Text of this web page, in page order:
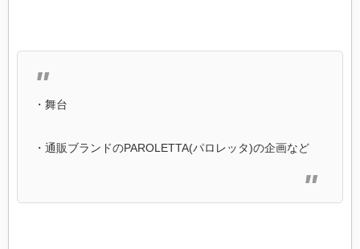
・舞台
・通販ブランドのPAROLETTA(パロレッタ)の企画など